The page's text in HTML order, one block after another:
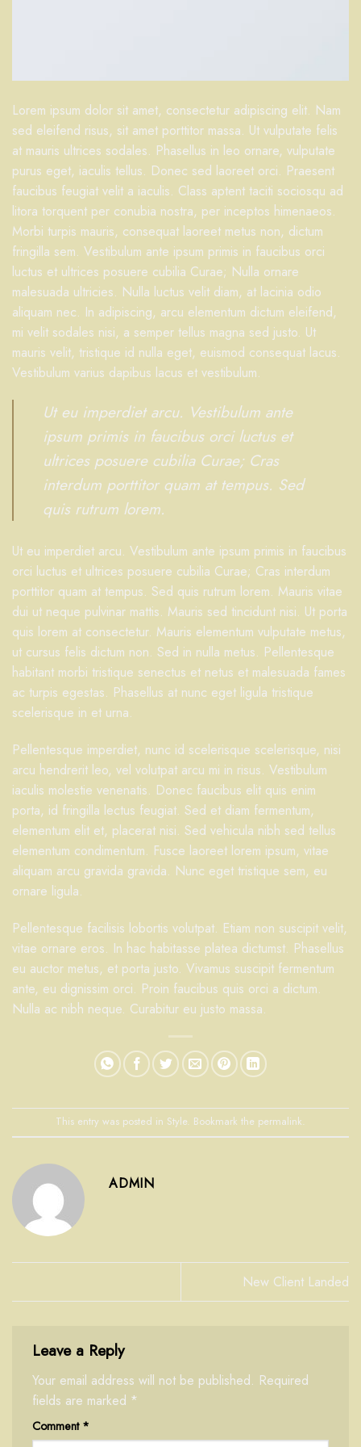
Lorem ipsum dolor sit amet, consectetur adipiscing elit. Nam
sed eleifend risus, sit amet porttitor massa. Ut vulputate felis
at mauris ultrices sodales. Phasellus in leo ornare, vulputate
purus eget, iaculis tellus. Donec sed laoreet orci. Praesent
faucibus feugiat velit a iaculis. Class aptent taciti sociosqu ad
litora torquent per conubia nostra, per inceptos himenaeos.
Morbi turpis mauris, consequat laoreet metus non, dictum
fringilla sem. Vestibulum ante ipsum primis in faucibus orci
luctus et ultrices posuere cubilia Curae; Nulla ornare
malesuada ultricies. Nulla luctus velit diam, at lacinia odio
aliquam nec. In adipiscing, arcu elementum dictum eleifend,
mi velit sodales nisi, a semper tellus magna sed justo. Ut
mauris velit, tristique id nulla eget, euismod consequat lacus.
Vestibulum varius dapibus lacus et vestibulum.
Ut eu imperdiet arcu. Vestibulum ante
ipsum primis in faucibus orci luctus et
ultrices posuere cubilia Curae; Cras
interdum porttitor quam at tempus. Sed
quis rutrum lorem.
Ut eu imperdiet arcu. Vestibulum ante ipsum primis in faucibus
orci luctus et ultrices posuere cubilia Curae; Cras interdum
porttitor quam at tempus. Sed quis rutrum lorem. Mauris vitae
dui ut neque pulvinar mattis. Mauris sed tincidunt nisi. Ut porta
quis lorem at consectetur. Mauris elementum vulputate metus,
ut cursus felis dictum non. Sed in nulla metus. Pellentesque
habitant morbi tristique senectus et netus et malesuada fames
ac turpis egestas. Phasellus at nunc eget ligula tristique
scelerisque in et urna.
Pellentesque imperdiet, nunc id scelerisque scelerisque, nisi
arcu hendrerit leo, vel volutpat arcu mi in risus. Vestibulum
iaculis molestie venenatis. Donec faucibus elit quis enim
porta, id fringilla lectus feugiat. Sed et diam fermentum,
elementum elit et, placerat nisi. Sed vehicula nibh sed tellus
elementum condimentum. Fusce laoreet lorem ipsum, vitae
aliquam arcu gravida gravida. Nunc eget tristique sem, eu
ornare ligula.
Pellentesque facilisis lobortis volutpat. Etiam non suscipit velit,
vitae ornare eros. In hac habitasse platea dictumst. Phasellus
eu auctor metus, et porta justo. Vivamus suscipit fermentum
ante, eu dignissim orci. Proin faucibus quis orci a dictum.
Nulla ac nibh neque. Curabitur eu justo massa.
This entry was posted in Style. Bookmark the permalink.
ADMIN
New Client Landed
Leave a Reply
Your email address will not be published. Required
fields are marked *
Comment *